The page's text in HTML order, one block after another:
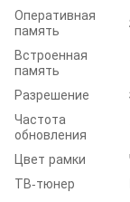
Оперативная
память
Встроенная
память
Разрешение
Частота
обновления
Цвет рамки
ТВ-тюнер